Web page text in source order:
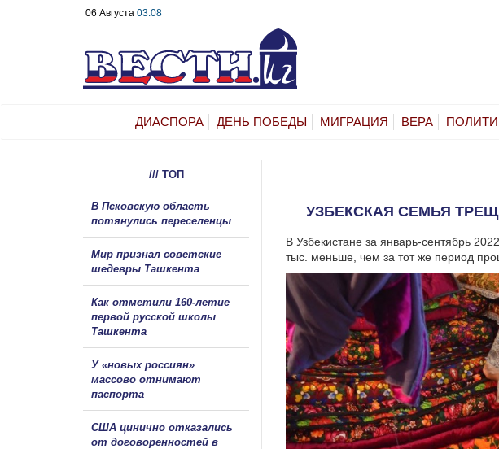
06 Августа 03:08
ДИАСПОРА ДЕНЬ ПОБЕДЫ МИГРАЦИЯ ВЕРА
УЗБЕКСКАЯ СЕМЬЯ
В Узбекистане за январь-сентябрь
тыс. меньше, чем за тот же период
/// ТОП
В Псковскую область
потянулись переселенцы
Мир признал советские
шедевры Ташкента
Как отметили 160-летие
первой русской школы
Ташкента
У «новых россиян»
массово отнимают
паспорта
США цинично отказались
от договоренностей в